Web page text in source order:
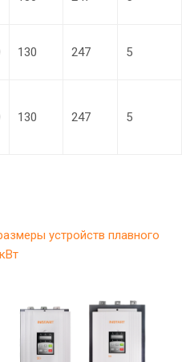
130 247 5
130 247 5
устройств плавного